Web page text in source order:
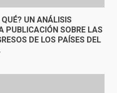
UN ANÁLISIS
PUBLICACIÓN SOBRE LAS
DE LOS PAÍSES DEL